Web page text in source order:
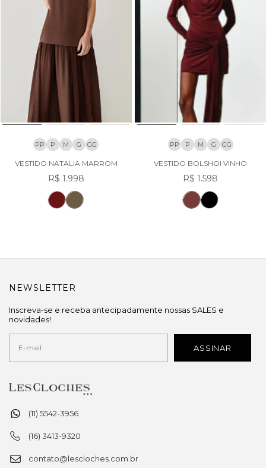
PP P M G GG
VESTIDO NATALIA MARROM
R$ 1.998
PP P M G GG
VESTIDO BOLSHOI VINHO
R$ 1.598
(11) 5542-3956
(16) 3413-9320
contato@lescloches.com.br
NEWSLETTER
Inscreva-se e receba antecipadamente nossas SALES e
novidades!